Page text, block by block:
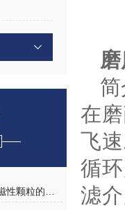
在
飞
循
滤